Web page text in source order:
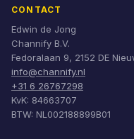
CONTACT
Edwin de Jong
Channify B.V.
Fedoralaan 9, 2152 DE
info@channify.nl
+31 6 26767298
KvK: 84663707
BTW: NL002188899B01